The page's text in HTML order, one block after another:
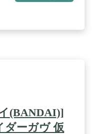
(BANDAI)]
ダーガヴ 仮